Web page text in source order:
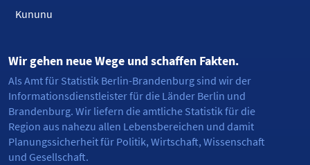
Kununu
Wir gehen neue Wege und schaffen Fakten.
Als Amt für Statistik Berlin-Brandenburg sind wir der
Informationsdienstleister für die Länder Berlin und
Brandenburg. Wir liefern die amtliche Statistik für die
Region aus nahezu allen Lebensbereichen und damit
Planungssicherheit für Politik, Wirtschaft, Wissenschaft
und Gesellschaft.